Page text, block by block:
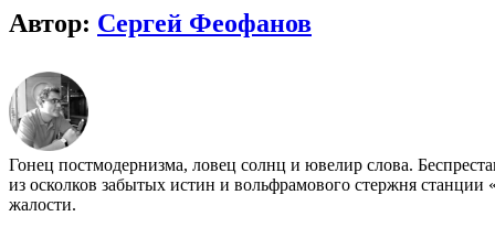
Автор: Сергей Феофанов
Гонец постмодернизма, ловец солнц и ювелир слова.
из осколков забытых истин и вольфрамового стержня
жалости.